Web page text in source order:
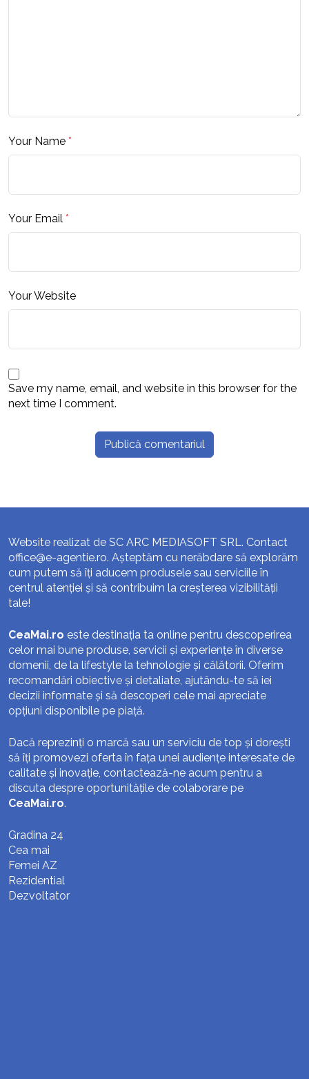
Your Name *
Your Email *
Your Website
Save my name, email, and website in this browser for the
next time I comment.
Website realizat de SC ARC MEDIASOFT SRL. Contact
office@e-agentie.ro. Așteptăm cu nerăbdare să explorăm
cum putem să îți aducem produsele sau serviciile în
centrul atenției și să contribuim la creșterea vizibilității
tale!
CeaMai.ro este destinația ta online pentru descoperirea
celor mai bune produse, servicii și experiențe în diverse
domenii, de la lifestyle la tehnologie și călătorii. Oferim
recomandări obiective și detaliate, ajutându-te să iei
decizii informate și să descoperi cele mai apreciate
opțiuni disponibile pe piață.
Dacă reprezinți o marcă sau un serviciu de top și dorești
să îți promovezi oferta în fața unei audiențe interesate de
calitate și inovație, contactează-ne acum pentru a
discuta despre oportunitățile de colaborare pe
CeaMai.ro.
Gradina 24
Cea mai
Femei AZ
Rezidential
Dezvoltator